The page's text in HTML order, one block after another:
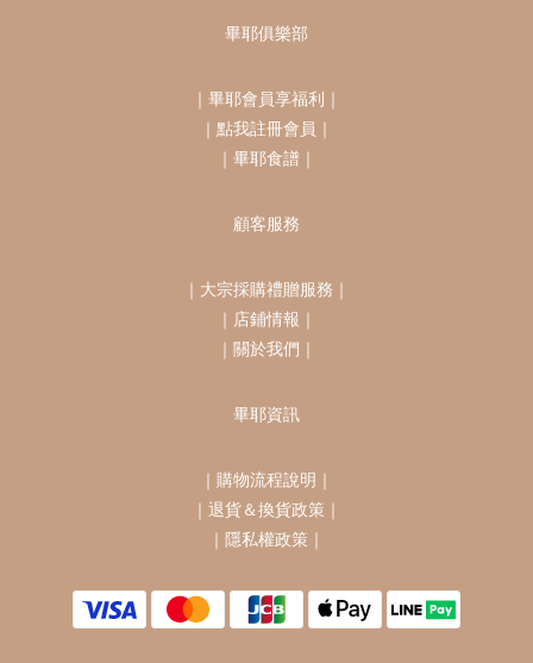
畢耶俱樂部
｜ 畢耶會員享福利 ｜
｜ 點我註冊會員 ｜
｜ 畢耶食譜 ｜
顧客服務
｜ 大宗採購禮贈服務 ｜
｜ 店鋪情報 ｜
｜ 關於我們 ｜
畢耶資訊
｜ 購物流程說明 ｜
｜ 退貨＆換貨政策 ｜
｜ 隱私權政策 ｜